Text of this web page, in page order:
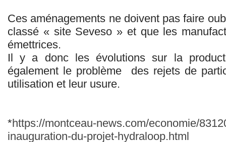
Ces aménagements ne doivent pas faire
classé « site Seveso » et que les
émettrices.
Il y a donc les évolutions sur la
également le problème des rejets de
utilisation et leur usure.
*https://montceau-news.com/economie/
inauguration-du-projet-hydraloop.html